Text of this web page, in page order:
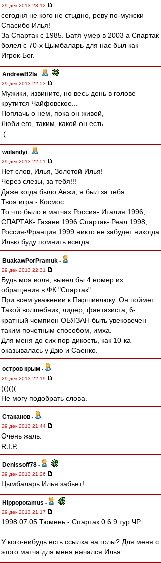
29 дек 2013 23:12
сегодня не кого не стыдно, реву по-мужски
Спасибо Илья!
За Спартак с 1985. Батя умер в 2003 а Спартак
болел с 70-х Цымбаларь для нас был как
Игрок-Бог.
AndrewB2la -
29 дек 2013 22:53
Мужики, извините, но весь день в голове
крутится Чайфовское...
Поплачь о нем, пока он живой,
Люби его, таким, какой он есть....
:(
wolandyi -
29 дек 2013 22:51
Нет слов, Илья, Золотой Илья!
Через слезы, за тебя!!!
Даже когда было Анжи, я был за тебя...
Твоя игра - Космос ...
То что было в матчах Россия- Италия 1996,
СПАРТАК- Газаев 1996 Спартак- Реал 1998,
Россия-Франция 1999 никто не забудет никогда
Илью буду помнить всегда....
BuakawPorPramuk -
29 дек 2013 22:31
Будь моя воля, вывел бы 4 номер из
обращения в ФК "Спартак".
При всем уважении к Паршивлюку. Он поймет.
Такой волшебник, лидер, фантазиста, 6-
кратный чемпион ОБЯЗАН быть увековечен
таким почетным способом, имха.
Для меня до сих пор дикость, как 10-ка
оказывалась у Дзю и Саенко.
остров крым -
29 дек 2013 22:19
((((((
Не могу подобрать слова.
Cтаканов -
29 дек 2013 21:44
Очень жаль.
R.I.P.
Denissoff78 -
29 дек 2013 21:26
Цымбаларь Илья забьет!...
Hippopotamus -
29 дек 2013 21:17
1998.07.05 Тюмень - Спартак 0:6 9 тур ЧР
У кого-нибудь есть ссылка на голы? Для меня с
этого матча для меня начался Илья..